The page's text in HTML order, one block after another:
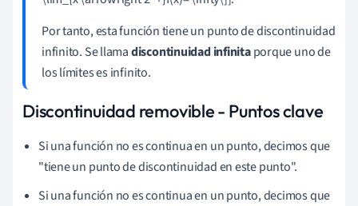
Por tanto, esta función tiene un punto de discontinuidad
infinito. Se llamadiscontinuidad infinitaporque uno de
los límites es infinito.
Discontinuidad removible - Puntos clave
Si una función no es continua en un punto, decimos que
"tiene un punto de discontinuidad en este punto".
Si una función no es continua en un punto, decimos que